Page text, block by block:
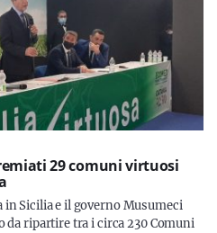
29 comuni virtuosi
in Sicilia e il governo Musumeci
ripartire tra i circa 230 Comuni